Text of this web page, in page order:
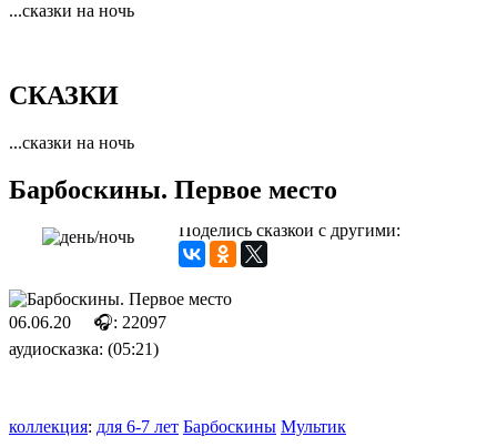
...сказки на ночь
СКАЗКИ
...сказки на ночь
Барбоскины. Первое место
Поделись сказкой с другими:
06.06.20
🎧: 22097
аудиосказка: (05:21)
коллекция: для 6-7 лет Барбоскины Мультик